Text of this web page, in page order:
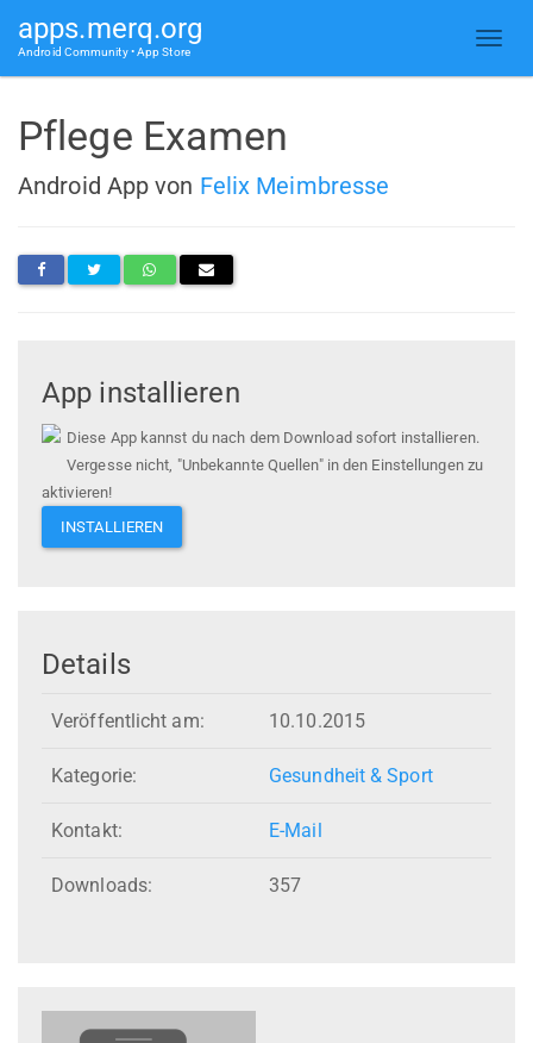
apps.merq.org
Android Community • App Store
Pflege Examen
Android App von Felix Meimbresse
App installieren
Diese App kannst du nach dem Download sofort installieren.
Vergesse nicht, "Unbekannte Quellen" in den Einstellungen zu
aktivieren!
INSTALLIEREN
Details
Veröffentlicht am: 10.10.2015
Kategorie: Gesundheit & Sport
Kontakt: E-Mail
Downloads: 357